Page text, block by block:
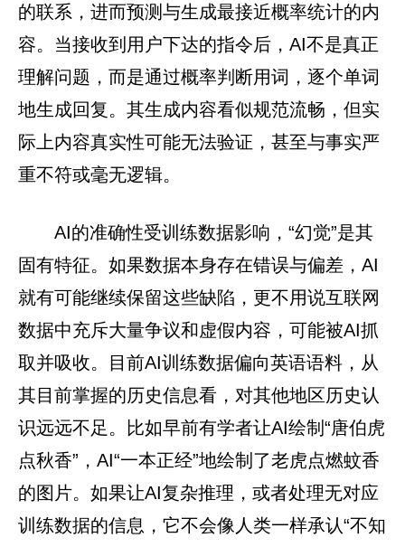
的联系，进而预测与生成最接近概率统计的内
容。当接收到用户下达的指令后，AI不是真正
理解问题，而是通过概率判断用词，逐个单词
地生成回复。其生成内容看似规范流畅，但实
际上内容真实性可能无法验证，甚至与事实严
重不符或毫无逻辑。
AI的准确性受训练数据影响，“幻觉”是其
固有特征。如果数据本身存在错误与偏差，AI
就有可能继续保留这些缺陷，更不用说互联网
数据中充斥大量争议和虚假内容，可能被AI抓
取并吸收。目前AI训练数据偏向英语语料，从
其目前掌握的历史信息看，对其他地区历史认
识远远不足。比如早前有学者让AI绘制“唐伯虎
点秋香”，AI“一本正经”地绘制了老虎点燃蚊香
的图片。如果让AI复杂推理，或者处理无对应
训练数据的信息，它不会像人类一样承认“不知